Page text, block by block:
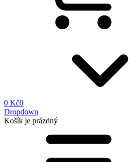
0 Kč0
Dropdown
Košík je prázdný